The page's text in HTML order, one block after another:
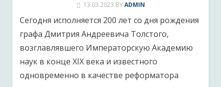
13.03.2023 BY ADMIN
Сегодня исполняется 200 лет со дня рождения
графа Дмитрия Андреевича Толстого,
возглавлявшего Императорскую Академию
наук в конце XIX века и известного
одновременно в качестве реформатора